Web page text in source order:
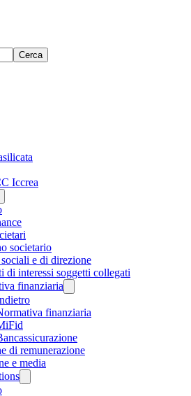
Cerca
Iccrea
societario
e di direzione
di interessi soggetti collegati
finanziaria
finanziaria
di remunerazione
e media